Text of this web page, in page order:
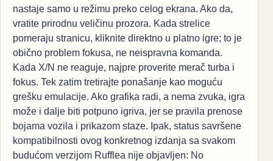
nastaje samo u režimu preko celog ekrana. Ako da,
vratite prirodnu veličinu prozora. Kada strelice
pomeraju stranicu, kliknite direktno u platno igre; to je
obično problem fokusa, ne neispravna komanda.
Kada X/N ne reaguje, najpre proverite merač turba i
fokus. Tek zatim tretirajte ponašanje kao moguću
grešku emulacije. Ako grafika radi, a nema zvuka, igra
može i dalje biti potpuno igriva, jer se pravila prenose
bojama vozila i prikazom staze. Ipak, status savršene
kompatibilnosti ovog konkretnog izdanja sa svakom
budućom verzijom Rufflea nije objavljen: No